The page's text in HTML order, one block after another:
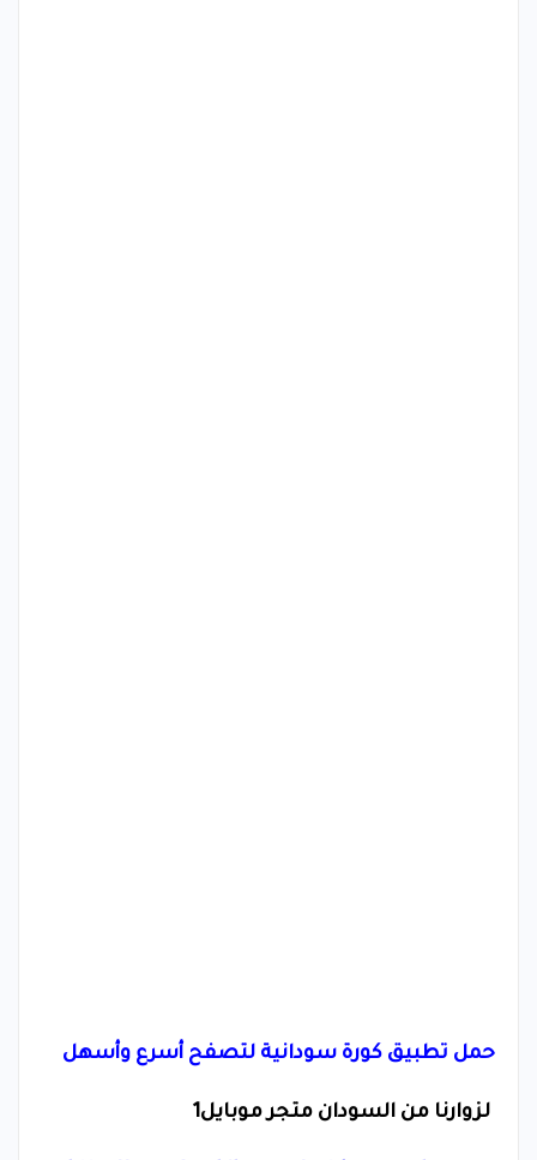
حمل تطبيق كورة سودانية لتصفح أسرع وأسهل
لزوارنا من السودان متجر موبايل1